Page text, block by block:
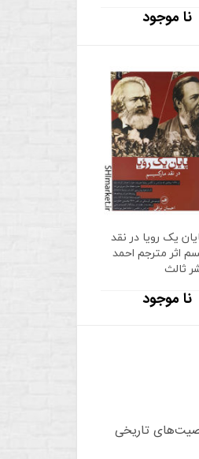
نا موجود
یک رویا در نقد
اثر مترجم احمد
ثالث
نا موجود
تاریخی